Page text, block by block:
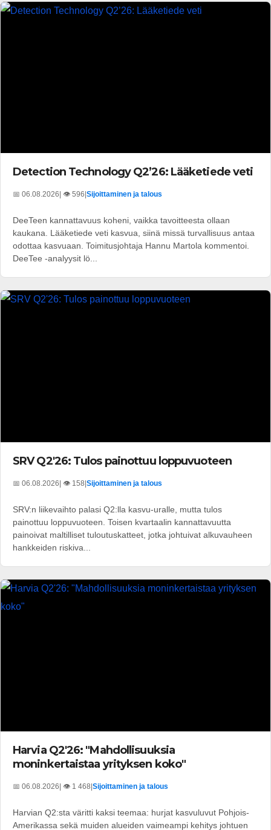
Detection Technology Q2’26: Lääketiede veti
📅 06.08.2026 | 👁️ 596 Sijoittaminen ja talous
DeeTeen kannattavuus koheni, vaikka tavoitteesta ollaan
kaukana. Lääketiede veti kasvua, siinä missä turvallisuus antaa
odottaa kasvuaan. Toimitusjohtaja Hannu Martola kommentoi.
DeeTee -analyysit lö...
SRV Q2'26: Tulos painottuu loppuvuoteen
📅 06.08.2026 | 👁️ 158 Sijoittaminen ja talous
SRV:n liikevaihto palasi Q2:lla kasvu-uralle, mutta tulos
painottuu loppuvuoteen. Toisen kvartaalin kannattavuutta
painoivat maltilliset tuloutuskatteet, jotka johtuivat alkuvauheen
hankkeiden riskiva...
Harvia Q2'26: "Mahdollisuuksia
moninkertaistaa yrityksen koko"
📅 06.08.2026 | 👁️ 1 468 Sijoittaminen ja talous
Harvian Q2:sta väritti kaksi teemaa: hurjat kasvuluvut Pohjois-
Amerikassa sekä muiden alueiden vaimeampi kehitys johtuen